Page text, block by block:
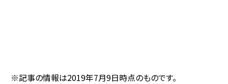
※記事の情報は2019年7月9日時点のものです。